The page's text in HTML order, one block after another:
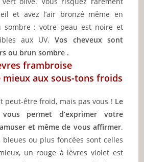
et avez l’air bronzé même en
sombre : votre peau est noire et
aux UV.Vos cheveux sont
ou brun sombre .
frambroise
mieux aux sous-tons froids
peut-être froid, mais pas vous ! Le
permet d’exprimer votre
et même de vous affirmer.
bleues ou plus foncées sont celles
un rouge à lèvres violet est